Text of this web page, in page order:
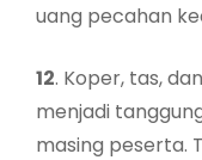
uang pecahan
12. Koper, tas,
menjadi
masing peserta.